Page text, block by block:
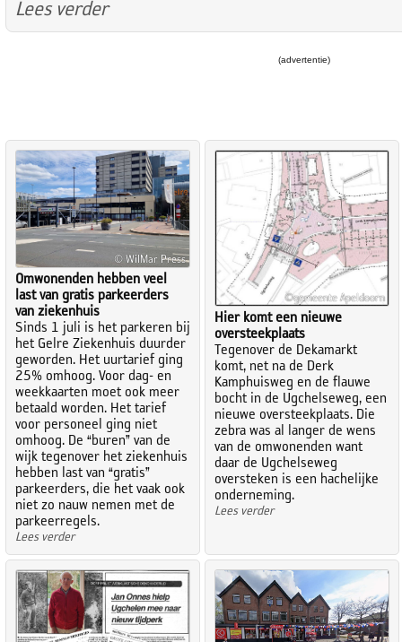
Lees verder
(advertentie)
© WilMar Press
Omwonenden hebben veel
last van gratis parkeerders
van ziekenhuis
Sinds 1 juli is het parkeren bij
het Gelre Ziekenhuis duurder
geworden. Het uurtarief ging
25% omhoog. Voor dag- en
weekkaarten moet ook meer
betaald worden. Het tarief
voor personeel ging niet
omhoog. De “buren” van de
wijk tegenover het ziekenhuis
hebben last van “gratis”
parkeerders, die het vaak ook
niet zo nauw nemen met de
parkeerregels.
Lees verder
©gemeente Apeldoorn
Hier komt een nieuwe
oversteekplaats
Tegenover de Dekamarkt
komt, net na de Derk
Kamphuisweg en de flauwe
bocht in de Ugchelseweg, een
nieuwe oversteekplaats. Die
zebra was al langer de wens
van de omwonenden want
daar de Ugchelseweg
oversteken is een hachelijke
onderneming.
Lees verder